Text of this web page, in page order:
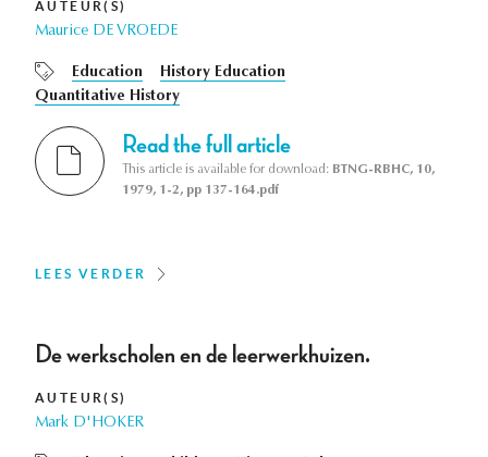
AUTEUR(S)
Maurice DE VROEDE
Education
History Education
Quantitative History
Read the full article
This article is available for download: BTNG-RBHC, 10,
1979, 1-2, pp 137-164.pdf
LEES VERDER
De werkscholen en de leerwerkhuizen.
AUTEUR(S)
Mark D'HOKER